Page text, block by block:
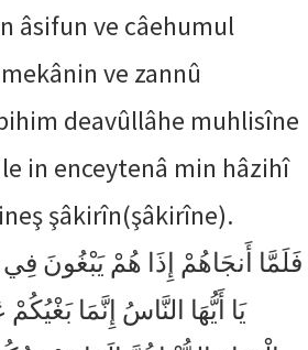
âsifun ve câehumul
ve zannû
deavûllâhe muhlisîne
in enceytenâ min hâzihî
şâkirîn(şâkirîne).
فَلَمَّا أَنجَاهُمْ إِذَا هُمْ يَبْغُونَ
يَا أَيُّهَا النَّاسُ إِنَّمَا